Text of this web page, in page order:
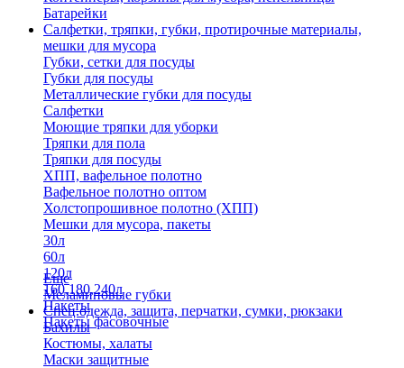
Батарейки
Салфетки, тряпки, губки, протирочные материалы,
мешки для мусора
Губки, сетки для посуды
Губки для посуды
Металлические губки для посуды
Салфетки
Моющие тряпки для уборки
Тряпки для пола
Тряпки для посуды
ХПП, вафельное полотно
Вафельное полотно оптом
Холстопрошивное полотно (ХПП)
Мешки для мусора, пакеты
30л
60л
120л
160,180,240л
Пакеты
Пакеты фасовочные
Еще
Меламиновые губки
Спец.одежда, защита, перчатки, сумки, рюкзаки
Бахилы
Костюмы, халаты
Маски защитные